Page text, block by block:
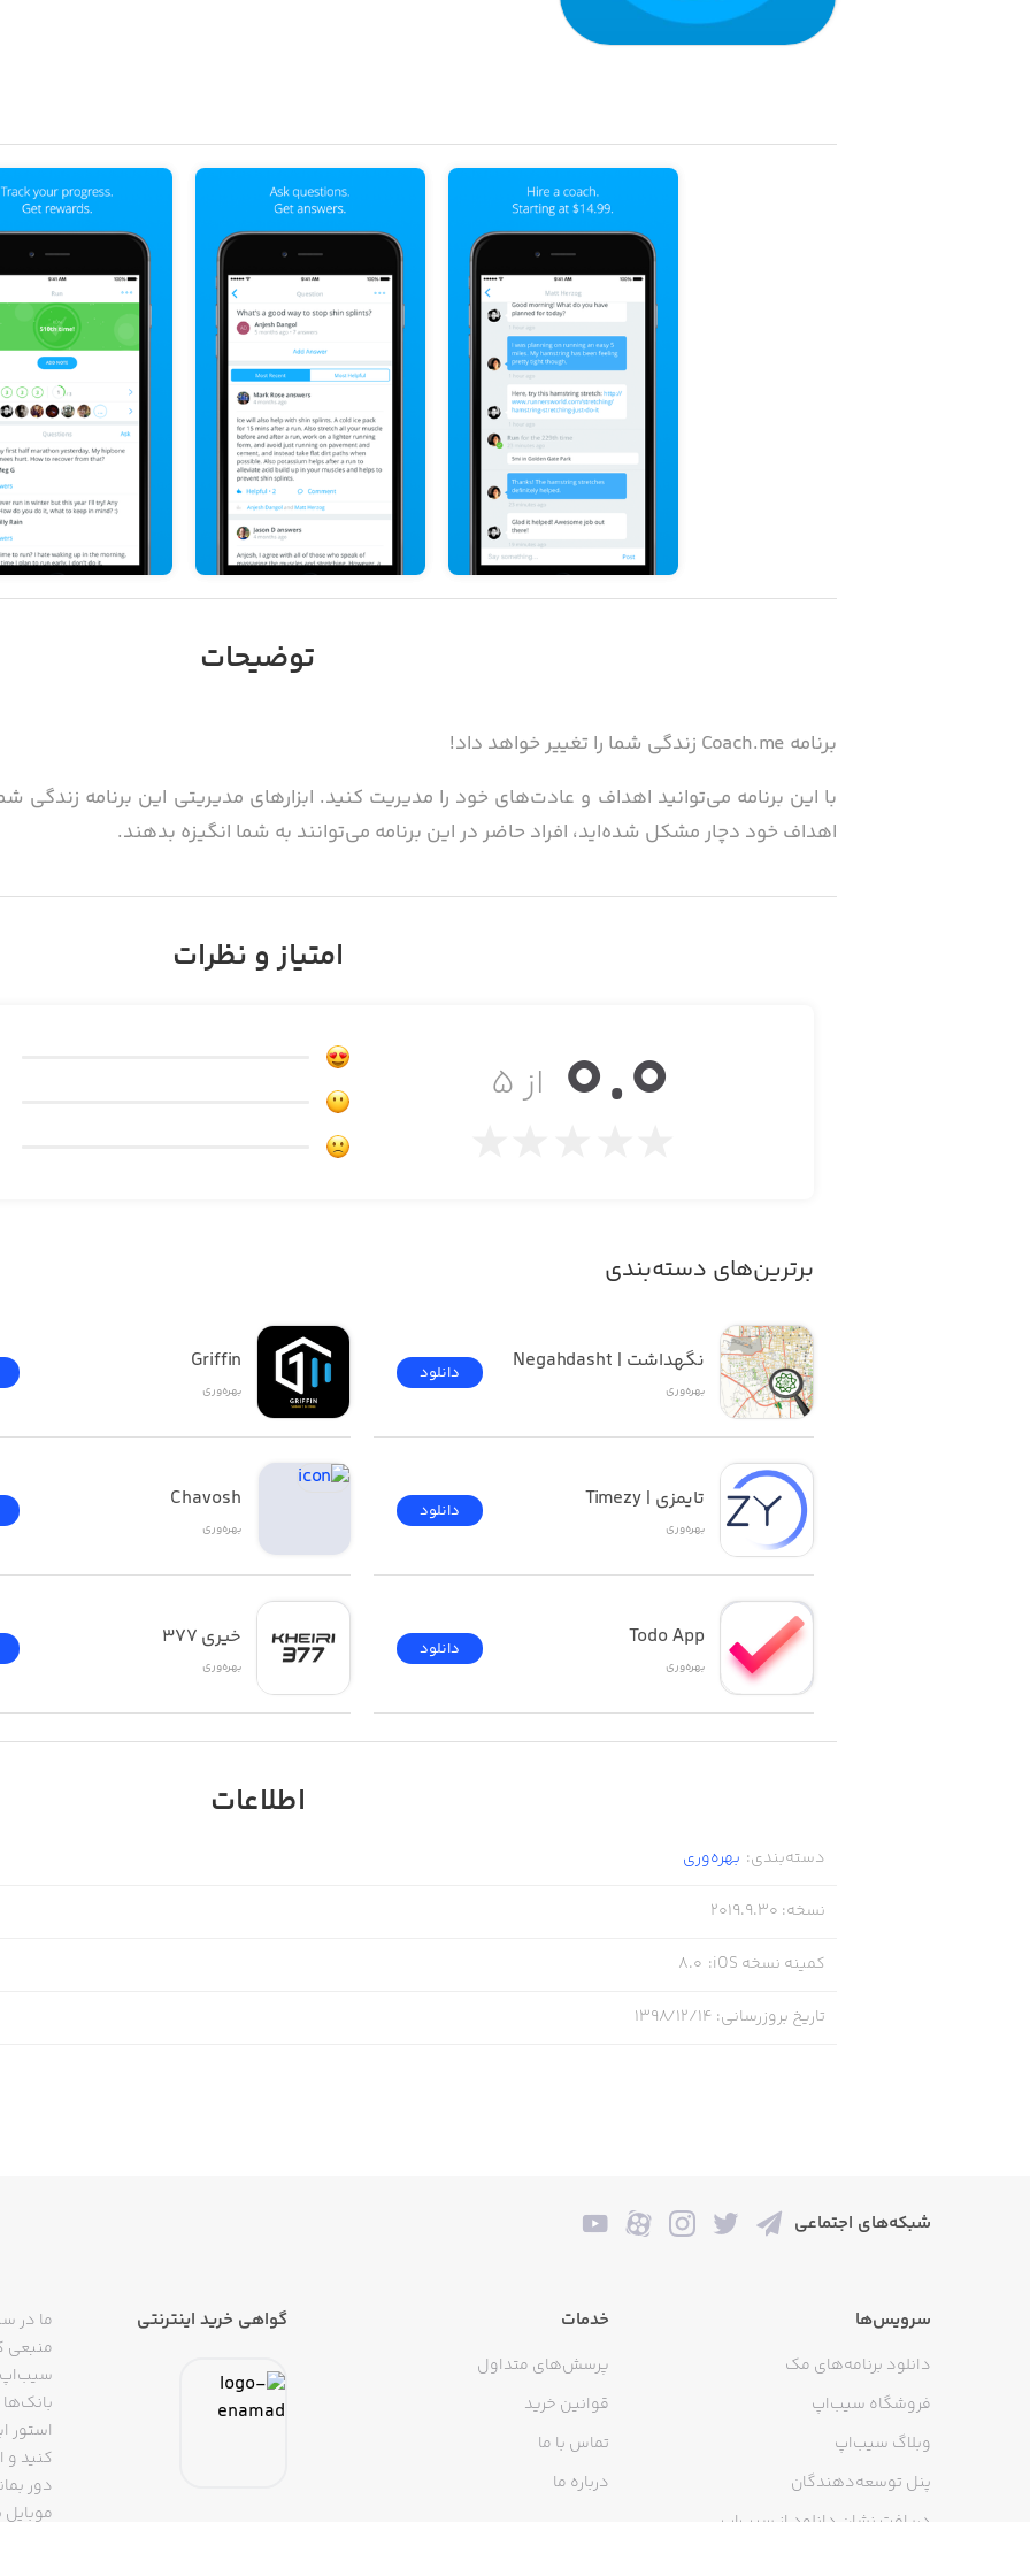
توضیحات
برنامه Coach.me زندگی شما را تغییر خواهد داد!
با این برنامه می‌توانید اهداف و عادت‌های خود را مدیریت کنید. ابزارهای مدیریتی این برنامه زندگی
اهداف خود دچار مشکل شده‌اید، افراد حاضر در این برنامه می‌توانند به شما انگیزه بدهند.
این برنامه با تکیه بر تحقیقات اخیر در حوزه‌های روانشناسی و طراحی رفتار ساخته شده است. با پیوستن به
امتیاز و نظرات
از ۵ 0.0
برترین‌های دسته‌بندی
نگهداشت | Negahdasht
بهره‌وری
دانلود
تایمزی | Timezy
بهره‌وری
دانلود
Todo App
بهره‌وری
دانلود
Griffin
بهره‌وری
Chavosh
بهره‌وری
خیری ۳۷۷
بهره‌وری
اطلاعات
دسته‌بندی: بهره‌وری
نسخه:
2019.9.30
کمینه نسخه iOS :
8.0
تاریخ بروزرسانی: ۱۳۹۸/۱۲/۱۴
شبکه‌های اجتماعی
سرویس‌ها
دانلود برنامه‌های مک
فروشگاه سیب‌اپ
وبلاگ سیب‌اپ
پنل توسعه‌دهندگان
دریافت نشان دانلود از سیب‌اپ
خدمات
پرسش‌های متداول
قوانین خرید
تماس با ما
درباره ما
گواهی خرید اینترنتی
ما در
منبعی
سیب‌اپ
استور
دور
موبایل